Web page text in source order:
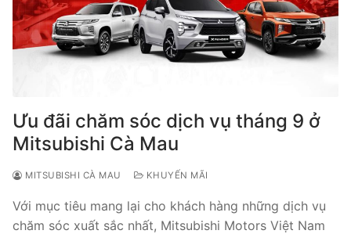
Ưu đãi chăm sóc dịch vụ tháng 9 ở
Mitsubishi Cà Mau
MITSUBISHI CÀ MAU KHUYẾN MÃI
Với mục tiêu mang lại cho khách hàng những dịch vụ
chăm sóc xuất sắc nhất, Mitsubishi Motors Việt Nam